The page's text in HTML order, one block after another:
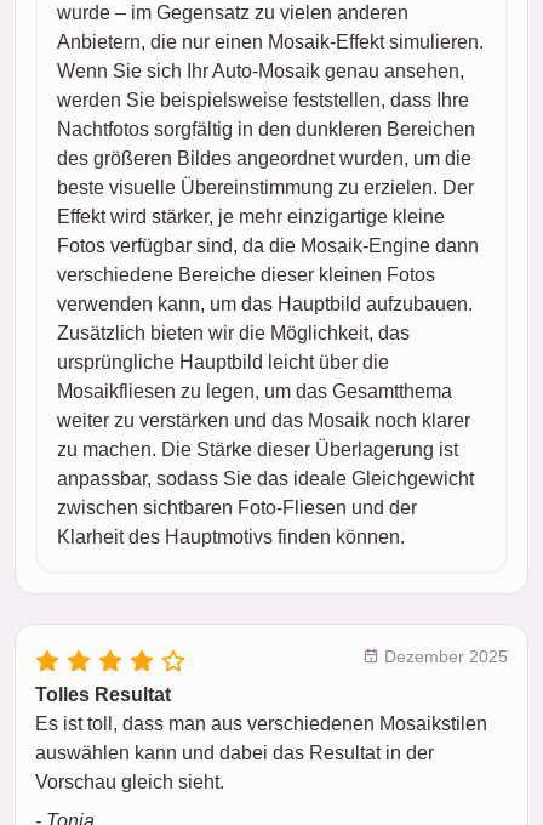
wurde – im Gegensatz zu vielen anderen
Anbietern, die nur einen Mosaik-Effekt simulieren.
Wenn Sie sich Ihr Auto-Mosaik genau ansehen,
werden Sie beispielsweise feststellen, dass Ihre
Nachtfotos sorgfältig in den dunkleren Bereichen
des größeren Bildes angeordnet wurden, um die
beste visuelle Übereinstimmung zu erzielen. Der
Effekt wird stärker, je mehr einzigartige kleine
Fotos verfügbar sind, da die Mosaik-Engine dann
verschiedene Bereiche dieser kleinen Fotos
verwenden kann, um das Hauptbild aufzubauen.
Zusätzlich bieten wir die Möglichkeit, das
ursprüngliche Hauptbild leicht über die
Mosaikfliesen zu legen, um das Gesamtthema
weiter zu verstärken und das Mosaik noch klarer
zu machen. Die Stärke dieser Überlagerung ist
anpassbar, sodass Sie das ideale Gleichgewicht
zwischen sichtbaren Foto-Fliesen und der
Klarheit des Hauptmotivs finden können.
Dezember 2025
Tolles Resultat
Es ist toll, dass man aus verschiedenen Mosaikstilen
auswählen kann und dabei das Resultat in der
Vorschau gleich sieht.
- Tonia